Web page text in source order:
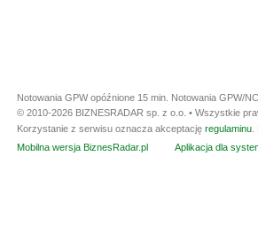
Notowania GPW opóźnione 15 min. Notowania GPW/
© 2010-2026 BIZNESRADAR sp. z o.o. • Wszystkie
Korzystanie z serwisu oznacza akceptację regulaminu
Mobilna wersja BiznesRadar.pl
Aplikacja dla